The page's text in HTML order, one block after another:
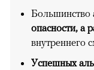
Большинство
опасности, а
внутреннего
Успешных